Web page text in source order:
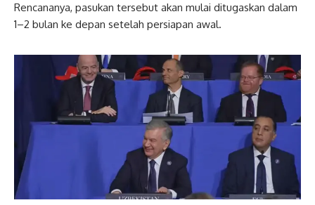
Rencananya, pasukan tersebut akan mulai ditugaskan dalam
1–2 bulan ke depan setelah persiapan awal.